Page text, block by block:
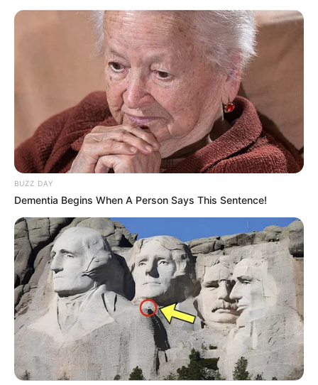
BUZZ DAY
Dementia Begins When A Person Says This Sentence!